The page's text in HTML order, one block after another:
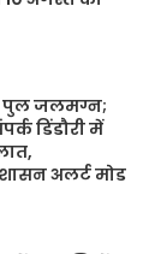
पुल जलमग्न;
डिंडौरी में
अलर्ट मोड